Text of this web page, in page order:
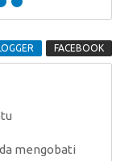
FACEBOOK
mengobati